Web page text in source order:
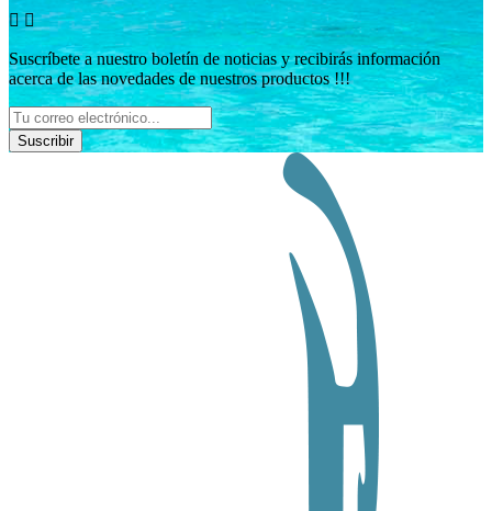
 
Suscríbete a nuestro boletín de noticias y recibirás información
acerca de las novedades de nuestros productos !!!
Suscribir